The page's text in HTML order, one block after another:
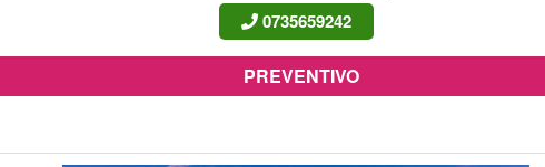
0735659242
PREVENTIVO